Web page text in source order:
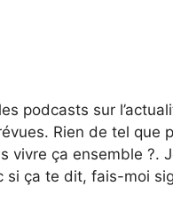
podcasts sur
Rien de tel que
vivre ça ensemble ?.
si ça te dit, fais-moi